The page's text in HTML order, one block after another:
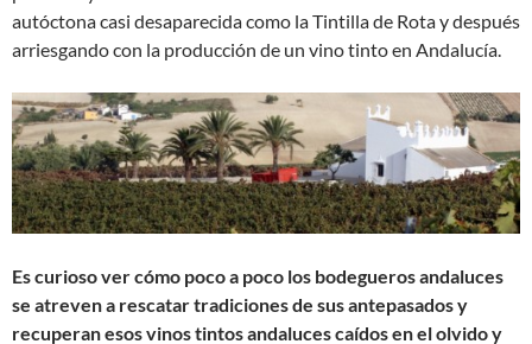
autóctona casi desaparecida como la Tintilla de Rota y después
arriesgando con la producción de un vino tinto en Andalucía.
Es curioso ver cómo poco a poco los bodegueros andaluces
se atreven a rescatar tradiciones de sus antepasados y
recuperan esos vinos tintos andaluces caídos en el olvido y